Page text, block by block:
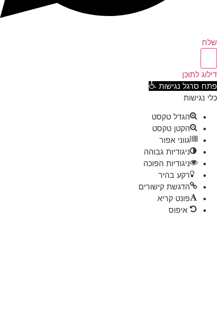
לתוכן
סרגל נגישות
נגישות
הגדל טקסט
הקטן טקסט
גווני אפור
ניגודיות גבוהה
ניגודיות הפוכה
רקע בהיר
הדגשת קישורים
פונט קריא
איפוס